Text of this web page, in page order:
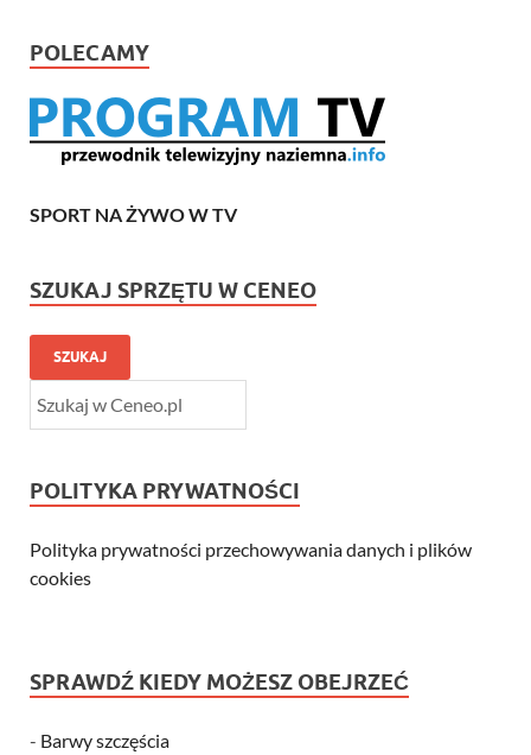
POLECAMY
SPORT NA ŻYWO W TV
SZUKAJ SPRZĘTU W CENEO
SZUKAJ
POLITYKA PRYWATNOŚCI
Polityka prywatności przechowywania danych i plików
cookies
SPRAWDŹ KIEDY MOŻESZ OBEJRZEĆ
- Barwy szczęścia